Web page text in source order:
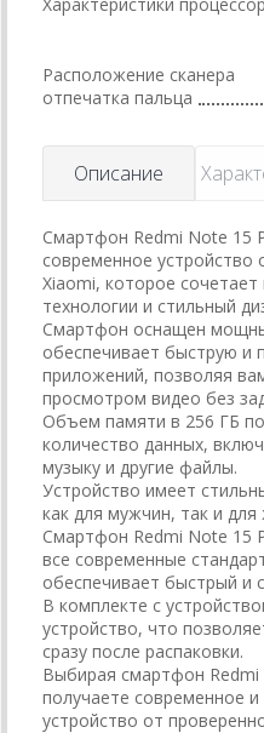
Расположение сканера
отпечатка пальца
Описание
Смартфон Redmi Note 15
современное устройство
Xiaomi, которое
технологии и стильный
Смартфон оснащен
обеспечивает быструю и
приложений, позволяя
просмотром видео без
Объем памяти в 256 ГБ
количество данных,
музыку и другие файлы.
Устройство имеет
как для мужчин, так и
Смартфон Redmi Note 15
все современные
обеспечивает быстрый и
В комплекте с
устройство, что
сразу после распаковки.
Выбирая смартфон
получаете современное
устройство от